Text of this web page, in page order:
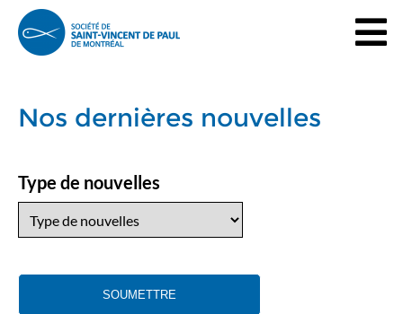
Nos dernières nouvelles
Type de nouvelles